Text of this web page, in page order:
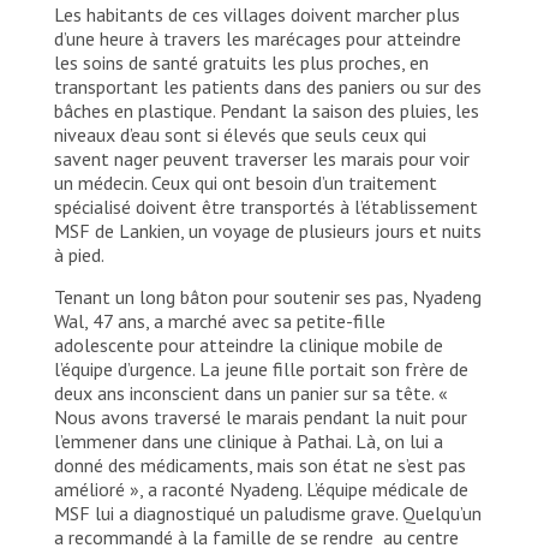
Les habitants de ces villages doivent marcher plus
d’une heure à travers les marécages pour atteindre
les soins de santé gratuits les plus proches, en
transportant les patients dans des paniers ou sur des
bâches en plastique. Pendant la saison des pluies, les
niveaux d’eau sont si élevés que seuls ceux qui
savent nager peuvent traverser les marais pour voir
un médecin. Ceux qui ont besoin d’un traitement
spécialisé doivent être transportés à l’établissement
MSF de Lankien, un voyage de plusieurs jours et nuits
à pied.
Tenant un long bâton pour soutenir ses pas, Nyadeng
Wal, 47 ans, a marché avec sa petite-fille
adolescente pour atteindre la clinique mobile de
l’équipe d’urgence. La jeune fille portait son frère de
deux ans inconscient dans un panier sur sa tête. «
Nous avons traversé le marais pendant la nuit pour
l’emmener dans une clinique à Pathai. Là, on lui a
donné des médicaments, mais son état ne s’est pas
amélioré », a raconté Nyadeng. L’équipe médicale de
MSF lui a diagnostiqué un paludisme grave. Quelqu’un
a recommandé à la famille de se rendre au centre